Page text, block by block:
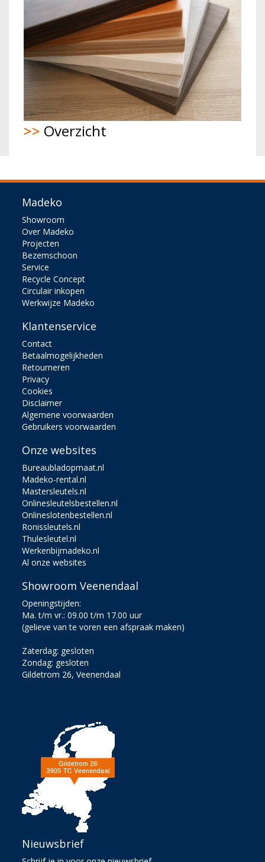
>> Overzicht
Madeko
Showroom
Over Madeko
Projecten
Bezemschoon
Service
Recycle Concept
Circulair inkopen
Werkwijze Madeko
Klantenservice
Contact
Betaalmogelijkheden
Retourneren
Privacy
Cookies
Disclaimer
Algemene voorwaarden
Gebruikers voorwaarden
Onze websites
Bureaubladopmaat.nl
Madeko-rental.nl
Mastersleutels.nl
Onlinesleutelsbestellen.nl
Onlineslotenbestellen.nl
Ronissleutels.nl
Thulesleutel.nl
Werkenbijmadeko.nl
Al onze websites
Showroom Veenendaal
Openingstijden:
Ma. t/m vr.: 09.00 t/m 17.00 uur
(gelieve van te voren een afspraak maken)
Zaterdag: gesloten
Zondag: gesloten
Gildetrom 26, Veenendaal
Nieuwsbrief